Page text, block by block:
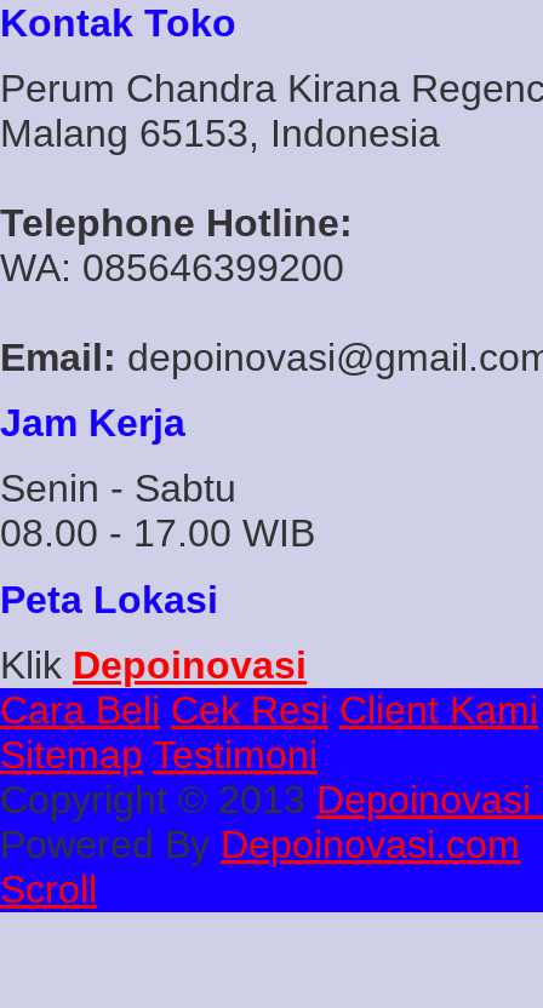
Kontak Toko
Perum Chandra Kirana
Malang 65153, Indonesia
Telephone Hotline:
WA: 085646399200
Email:
Jam Kerja
Senin - Sabtu
08.00 - 17.00 WIB
Peta Lokasi
Klik Depoinovasi
Cara Beli Cek Resi Client Kami
Sitemap Testimoni
Copyright © 2013
Powered By Depoinovasi.com
Scroll